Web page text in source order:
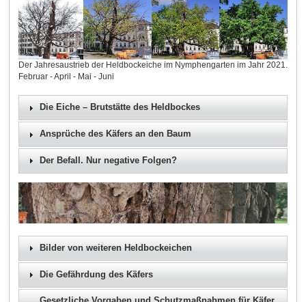
Der Jahresaustrieb der Heldbockeiche im Nymphengarten im Jahr 2021.
Februar - April - Mai - Juni
Die Eiche – Brutstätte des Heldbockes
Ansprüche des Käfers an den Baum
Der Befall. Nur negative Folgen?
Bilder von weiteren Heldbockeichen
Die Gefährdung des Käfers